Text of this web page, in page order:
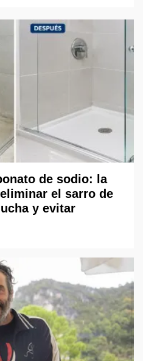
de sodio: la
el sarro de
y evitar